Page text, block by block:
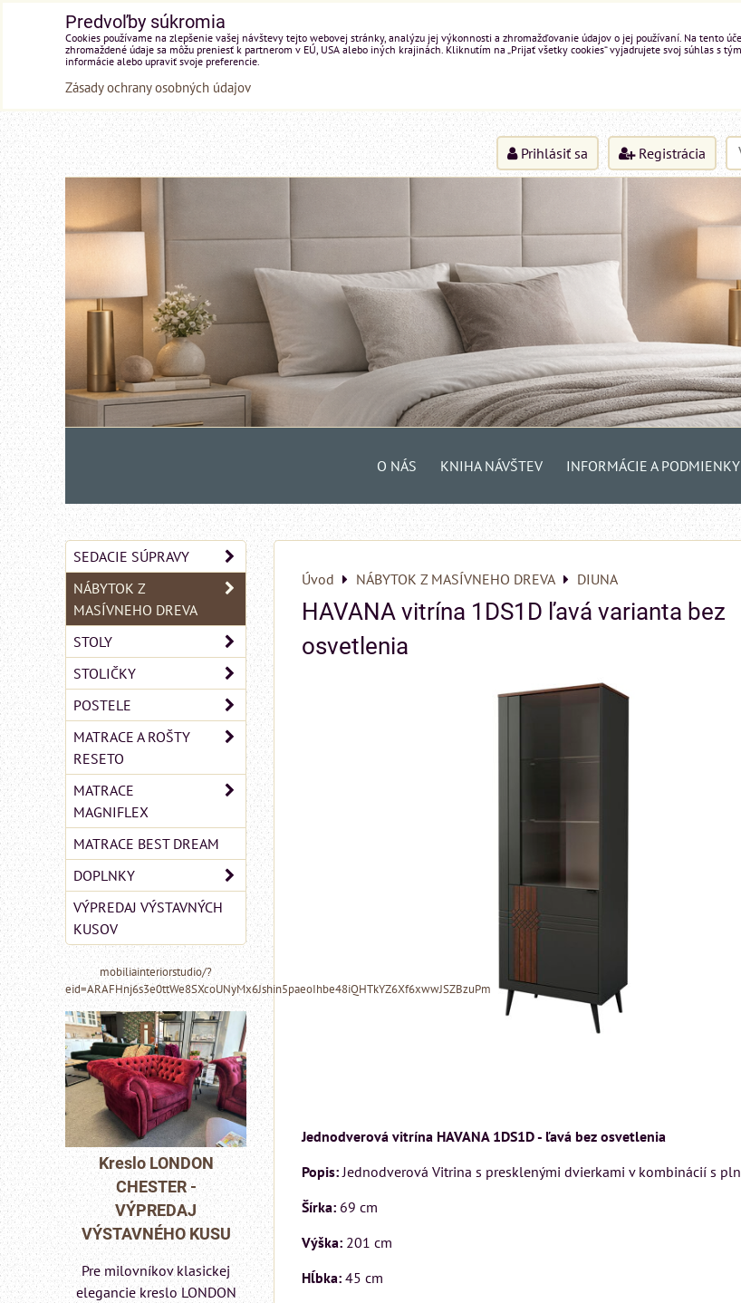
Prihlásiť sa Registrácia
O NÁS KNIHA NÁVŠTEV INFORMÁCIE A PODMIENKY
Úvod NÁBYTOK Z MASÍVNEHO DREVA DIUNA
HAVANA vitrína 1DS1D ľavá varianta bez
osvetlenia
Jednodverová vitrína HAVANA 1DS1D - ľavá bez osvetlenia
Popis:Jednodverová Vitrina s presklenými dvierkami v kombinácií s
Šírka: 69 cm
Výška: 201 cm
Hĺbka: 45 cm
SEDACIE SÚPRAVY
NÁBYTOK Z
MASÍVNEHO DREVA
STOLY
STOLIČKY
POSTELE
MATRACE A ROŠTY
RESETO
MATRACE
MAGNIFLEX
MATRACE BEST DREAM
DOPLNKY
VÝPREDAJ VÝSTAVNÝCH
KUSOV
mobiliainteriorstudio/?
eid=ARAFHnj6s3e0ttWe8SXcoUNyMx6Jshin5paeoIhbe48iQHTkYZ6Xf6xwwJSZBzuPmlN9Fp3bbTLrTV34
-
KUSU
LONDON
MIZAR - talianský
matrac 175x200 cm
Matrac MIZAR od
talianskeho systému
Rinaldi Bed System
ponúka...
699 €s DPH
Pohovka LONDON
VÝPREDAJ
VÝSTAVNÉHO KUSU
Pre milovníkov klasickej
Kreslo LONDON
Predvoľby súkromia
Cookies používame na zlepšenie vašej návštevy tejto webovej stránky, analýzu jej výkonnosti a zhromažďovanie údajov o jej používaní. Na tento
zhromaždené údaje sa môžu preniesť k partnerom v EÚ, USA alebo iných krajinách. Kliknutím na „Prijať všetky cookies“ vyjadrujete svoj súhlas s
informácie alebo upraviť svoje preferencie.
Zásady ochrany osobných údajov